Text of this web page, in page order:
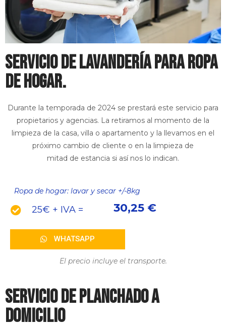
SERVICIO DE LAVANDERÍA PARA ROPA
DE HOGAR.
Durante la temporada de 2024 se prestará este servicio para
propietarios y agencias. La retiramos al momento de la
limpieza de la casa, villa o apartamento y la llevamos en el
próximo cambio de cliente o en la limpieza de
mitad de estancia si así nos lo indican.
Ropa de hogar: lavar y secar +/-8kg
25€ + IVA = 30,25 €
WHATSAPP
El precio incluye el transporte.
SERVICIO DE planchado a
domicilio